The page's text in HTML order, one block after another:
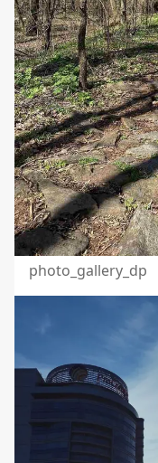
photo_gallery_dp